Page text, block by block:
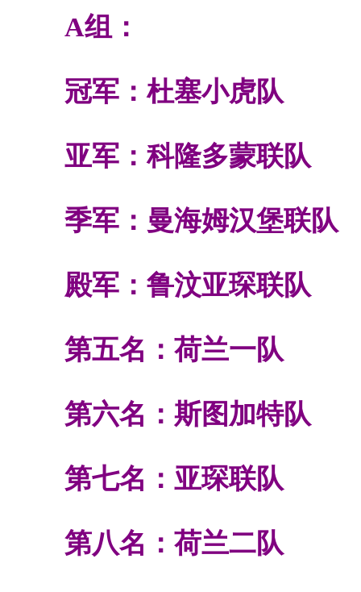
A组：
冠军：杜塞小虎队
亚军：科隆多蒙联队
季军：曼海姆汉堡联队
殿军：鲁汶亚琛联队
第五名：荷兰一队
第六名：斯图加特队
第七名：亚琛联队
第八名：荷兰二队